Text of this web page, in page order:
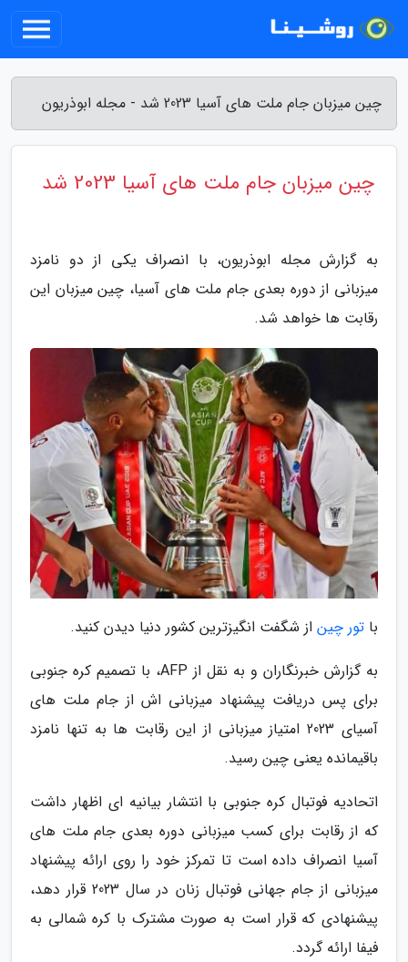
چین میزبان جام ملت های آسیا 2023 شد - مجله ابوذریون
چین میزبان جام ملت های آسیا 2023 شد
به گزارش مجله ابوذریون، با انصراف یکی از دو نامزد
میزبانی از دوره بعدی جام ملت های آسیا، چین میزبان این
رقابت ها خواهد شد.
با تور چین از شگفت انگیزترین کشور دنیا دیدن کنید.
به گزارش خبرنگاران و به نقل از AFP، با تصمیم کره جنوبی
برای پس دریافت پیشنهاد میزبانی اش از جام ملت های
آسیای 2023 امتیاز میزبانی از این رقابت ها به تنها نامزد
باقیمانده یعنی چین رسید.
اتحادیه فوتبال کره جنوبی با انتشار بیانیه ای اظهار داشت
که از رقابت برای کسب میزبانی دوره بعدی جام ملت های
آسیا انصراف داده است تا تمرکز خود را روی ارائه پیشنهاد
میزبانی از جام جهانی فوتبال زنان در سال 2023 قرار دهد،
پیشنهادی که قرار است به صورت مشترک با کره شمالی به
فیفا ارائه گردد.